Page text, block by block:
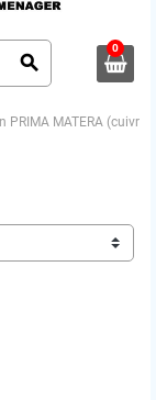
search
0
PRIMA MATERA (cuivre)